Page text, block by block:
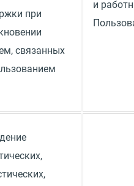
при
связанных
и